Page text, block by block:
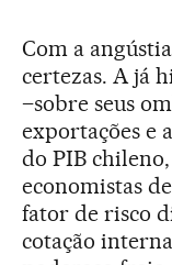
Com a
certezas. A já
–sobre seus
exportações e
do PIB
economistas
fator de risco
cotação